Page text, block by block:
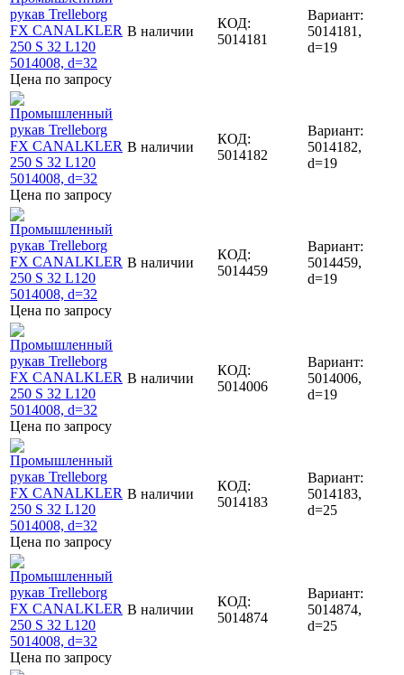
Цена по запросу
В наличии
КОД:
5014181
Вариант:
5014181,
d=19
Цена по запросу
В наличии
КОД:
5014182
Вариант:
5014182,
d=19
Цена по запросу
В наличии
КОД:
5014459
Вариант:
5014459,
d=19
Цена по запросу
В наличии
КОД:
5014006
Вариант:
5014006,
d=19
Цена по запросу
В наличии
КОД:
5014183
Вариант:
5014183,
d=25
Цена по запросу
В наличии
КОД:
5014874
Вариант:
5014874,
d=25